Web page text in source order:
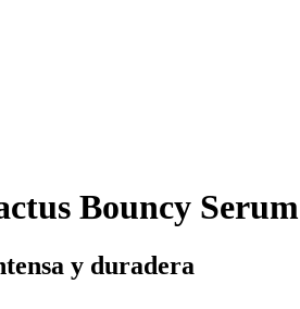
Bouncy Serum
y duradera